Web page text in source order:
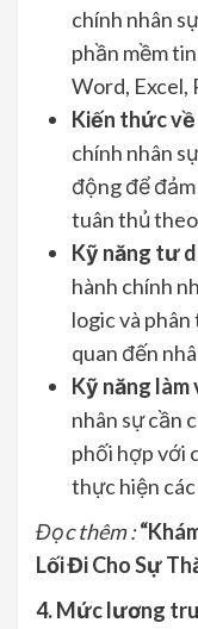
chính nhân
phần mềm
Word,
Kiến thức
chính nhân
động để
tuân thủ
Kỹ năng tư
hành chính
logic và
quan đến
Kỹ năng làm
nhân sự cần
phối hợp với
thực hiện
Đọc thêm :
Lối Đi Cho Sự
4. Mức lương